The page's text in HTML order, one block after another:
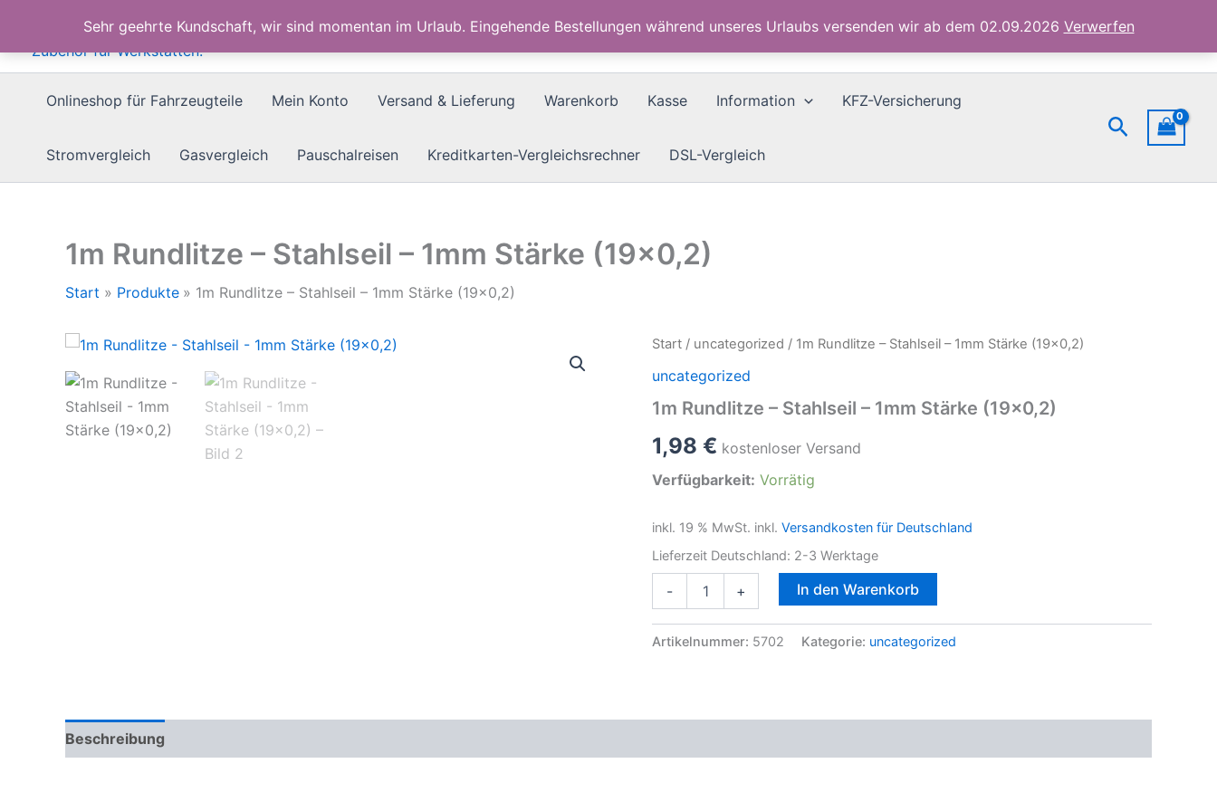
Sehr geehrte Kundschaft, wir sind momentan im Urlaub. Eingehende Bestellungen während unseres Urlaubs versenden wir ab dem 02.09.2026 Verwerfen
springen
Onlineshop für Fahrzeugteile Mein Konto Versand & Lieferung Warenkorb Kasse Information KFZ-Versicherung
Stromvergleich Gasvergleich Pauschalreisen Kreditkarten-Vergleichsrechner DSL-Vergleich
Suchen
1m Rundlitze – Stahlseil – 1mm Stärke (19×0,2)
Start Produkte 1m Rundlitze – Stahlseil – 1mm Stärke (19×0,2)
Start / uncategorized / 1m Rundlitze – Stahlseil – 1mm Stärke (19×0,2)
uncategorized
1m Rundlitze – Stahlseil – 1mm Stärke (19×0,2)
1,98 € kostenloser Versand
Verfügbarkeit: Vorrätig
inkl. 19 % MwSt. inkl. Versandkosten für Deutschland
Lieferzeit Deutschland: 2-3 Werktage
-
Stahlseil
+ In den Warenkorb
Artikelnummer: 5702 Kategorie: uncategorized
Beschreibung
1mm
Menge